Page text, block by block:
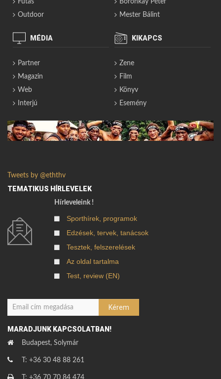
Outdoor
Mester Bálint
MÉDIA
Partner
Magazin
Web
Interjú
KIKAPCS
Zene
Film
Könyv
Esemény
Tweets by @eththv
TEMATIKUS HÍRLEVELEK
Hírleveleink !
Sporthírek, programok
Edzések, tervek, tanácsok
Tesztek, felszerelések
Az oldal tartalma
Test, review (EN)
MARADJUNK KAPCSOLATBAN!
Budapest, Solymár
T: +36 30 48 88 261